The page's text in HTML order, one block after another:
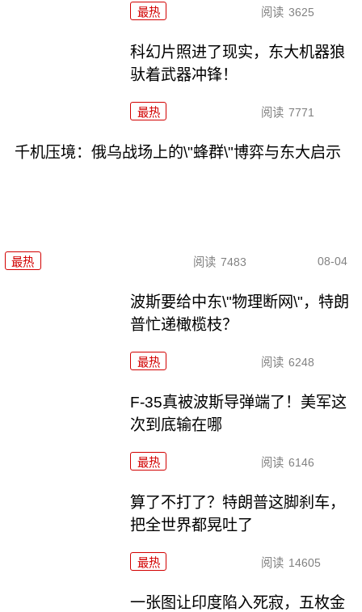
最热 阅读 3625
科幻片照进了现实，东大机器狼
驮着武器冲锋！
最热 阅读 7771
千机压境：俄乌战场上的\"蜂群\"博弈与东大启示
最热 阅读 7483 08-04
波斯要给中东\"物理断网\"，特朗
普忙递橄榄枝？
最热 阅读 6248
F-35真被波斯导弹端了！美军这
次到底输在哪
最热 阅读 6146
算了不打了？特朗普这脚刹车，
把全世界都晃吐了
最热 阅读 14605
一张图让印度陷入死寂，五枚金